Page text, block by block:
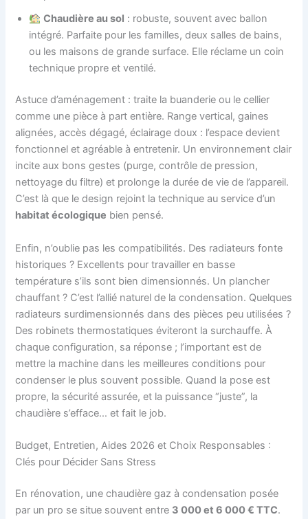
Chaudière au sol : robuste, souvent avec ballon
intégré. Parfaite pour les familles, deux salles de bains,
ou les maisons de grande surface. Elle réclame un coin
technique propre et ventilé.
Astuce d’aménagement : traite la buanderie ou le cellier
comme une pièce à part entière. Range vertical, gaines
alignées, accès dégagé, éclairage doux : l’espace devient
fonctionnel et agréable à entretenir. Un environnement clair
incite aux bons gestes (purge, contrôle de pression,
nettoyage du filtre) et prolonge la durée de vie de l’appareil.
C’est là que le design rejoint la technique au service d’un
habitat écologique bien pensé.
Enfin, n’oublie pas les compatibilités. Des radiateurs fonte
historiques ? Excellents pour travailler en basse
température s’ils sont bien dimensionnés. Un plancher
chauffant ? C’est l’allié naturel de la condensation. Quelques
radiateurs surdimensionnés dans des pièces peu utilisées ?
Des robinets thermostatiques éviteront la surchauffe. À
chaque configuration, sa réponse ; l’important est de
mettre la machine dans les meilleures conditions pour
condenser le plus souvent possible. Quand la pose est
propre, la sécurité assurée, et la puissance “juste”, la
chaudière s’efface… et fait le job.
Budget, Entretien, Aides 2026 et Choix Responsables :
Clés pour Décider Sans Stress
En rénovation, une chaudière gaz à condensation posée
par un pro se situe souvent entre 3 000 et 6 000 € TTC.